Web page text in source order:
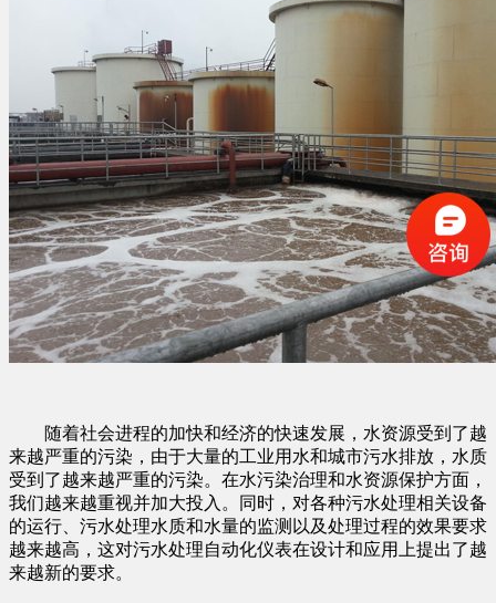
随着社会进程的加快和经济的快速发展，水资源受到了越
来越严重的污染，由于大量的工业用水和城市污水排放，水质
受到了越来越严重的污染。在水污染治理和水资源保护方面，
我们越来越重视并加大投入。同时，对各种污水处理相关设备
的运行、污水处理水质和水量的监测以及处理过程的效果要求
越来越高，这对污水处理自动化仪表在设计和应用上提出了越
来越新的要求。